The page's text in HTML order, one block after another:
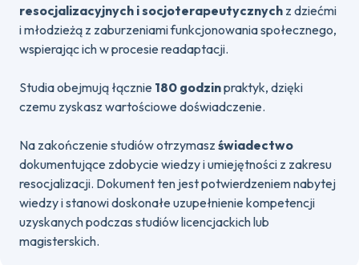
resocjalizacyjnych i socjoterapeutycznych z dziećmi
i młodzieżą z zaburzeniami funkcjonowania społecznego,
wspierając ich w procesie readaptacji.
Studia obejmują łącznie 180 godzinpraktyk, dzięki
czemu zyskasz wartościowe doświadczenie.
Na zakończenie studiów otrzymasz świadectwo
dokumentujące zdobycie wiedzy i umiejętności z zakresu
resocjalizacji. Dokument ten jest potwierdzeniem nabytej
wiedzy i stanowi doskonałe uzupełnienie kompetencji
uzyskanych podczas studiów licencjackich lub
magisterskich.